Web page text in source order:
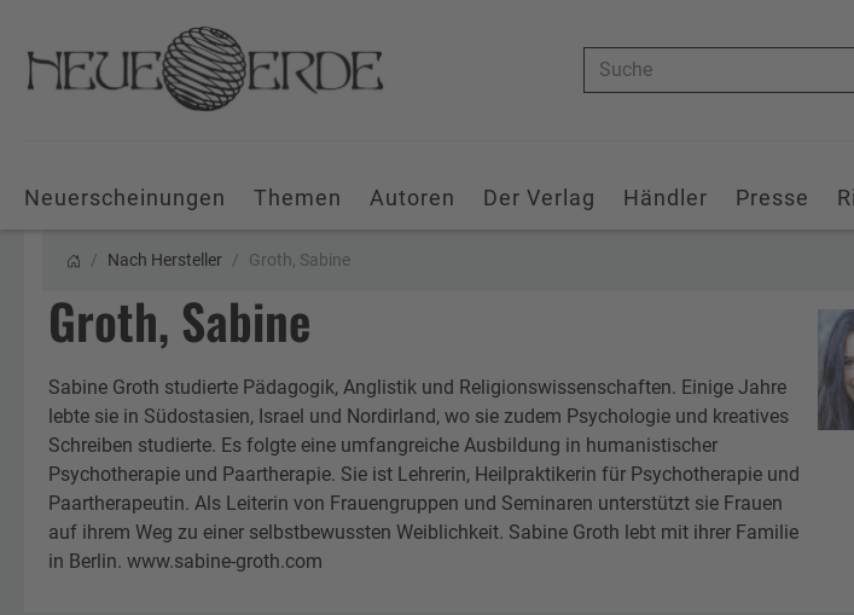
Suche
Neuerscheinungen Themen Autoren Der Verlag Händler Presse
Nach Hersteller Groth, Sabine
Groth, Sabine
Sabine Groth studierte Pädagogik, Anglistik und Religionswissenschaften. Einige Jahre
lebte sie in Südostasien, Israel und Nordirland, wo sie zudem Psychologie und kreatives
Schreiben studierte. Es folgte eine umfangreiche Ausbildung in humanistischer
Psychotherapie und Paartherapie. Sie ist Lehrerin, Heilpraktikerin für Psychotherapie und
Paartherapeutin. Als Leiterin von Frauengruppen und Seminaren unterstützt sie Frauen
auf ihrem Weg zu einer selbstbewussten Weiblichkeit. Sabine Groth lebt mit ihrer Familie
in Berlin. www.sabine-groth.com